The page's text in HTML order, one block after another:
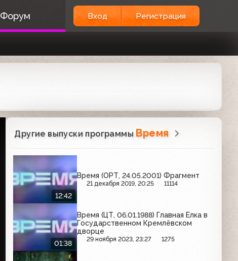
Форум Вход Регистрация
Другие выпуски программы Время
12:42
Время (ОРТ, 24.05.2001) Фрагмент
21 декабря 2019, 20:25 11114
01:38
Время (ЦТ, 06.01.1988) Главная Ёлка в
Государственном Кремлёвском
дворце
29 ноября 2023, 23:27 1275